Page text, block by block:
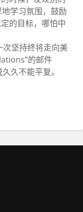
学习氛围，鼓励
的目标，哪怕中
坚持终将走向美
的邮件
久不能平复。